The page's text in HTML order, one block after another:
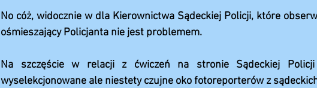
No cóż, widocznie w dla Kierownictwa Sądeckiej Policji, które
ośmieszający Policjanta nie jest problemem.
Na szczęście w relacji z ćwiczeń na stronie Sądeckiej Policji
wyselekcjonowane ale niestety czujne oko fotoreporterów z